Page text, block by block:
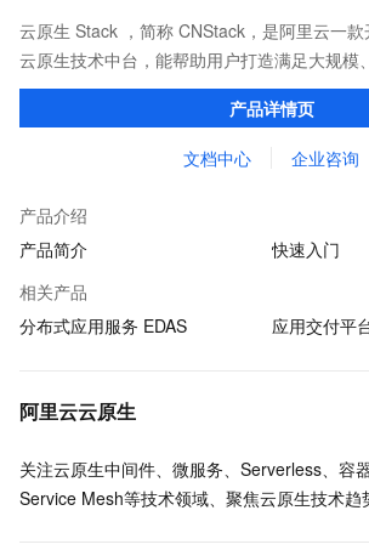
云原生 Stack ，简称 CNStack，是阿里云一
云原生技术中台，能帮助用户打造满足大规模
业务连续性等要求的分布式应用系统，提升企
产品详情页
文档中心 企业咨询
产品介绍
产品简介
快速入门
相关产品
分布式应用服务 EDAS
应用交付平
阿里云云原生
关注云原生中间件、微服务、Serverless、容器
Service Mesh等技术领域、聚焦云原生技术趋